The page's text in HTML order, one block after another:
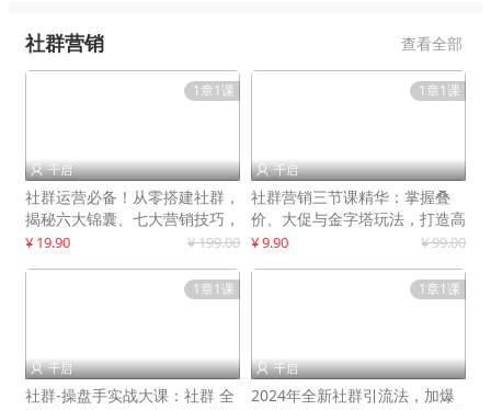
社群营销 查看全部
1章1课
 千启
社群运营必备！从零搭建社群，
揭秘六大锦囊、七大营销技巧，
打造火爆社群
¥ 19.90 ¥ 199.00
1章1课
 千启
社群营销三节课精华：掌握叠
价、大促与金字塔玩法，打造高
效营销体系
¥ 9.90 ¥ 99.00
1章1课
 千启
社群-操盘手实战大课：社群 全
1章1课
 千启
2024年全新社群引流法，加爆